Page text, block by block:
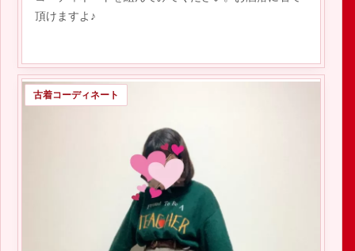
頂けますよ♪
古着コーディネート